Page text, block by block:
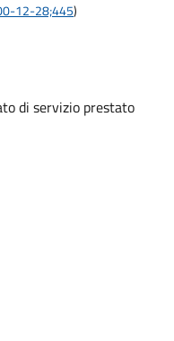
12-28;445)
di servizio prestato